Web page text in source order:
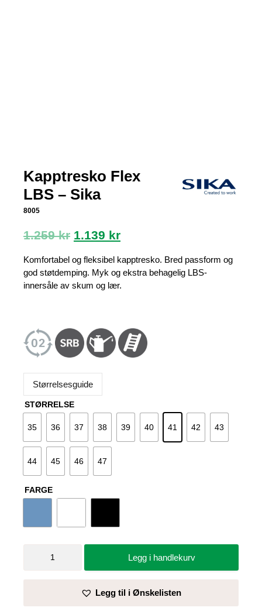
Kapptresko Flex
LBS – Sika
8005
1.259kr Opprinnelig
var:
1.259 kr.
1.139 krNåværende
er:
1.139 kr.
Komfortabel og fleksibel kapptresko. Bred passform og
god støtdemping. Myk og ekstra behagelig LBS-
innersåle av skum og lær.
Størrelsesguide
STØRRELSE
35 36 37 38 39 40 41 42 43
44 45 46 47
FARGE
Legg i handlekurv
Legg til i Ønskelisten